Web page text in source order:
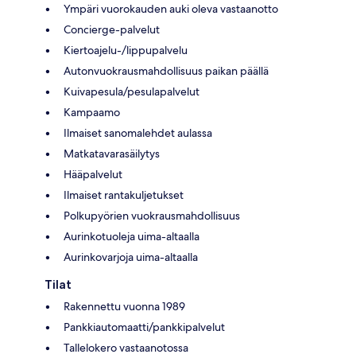
Ympäri vuorokauden auki oleva vastaanotto
Concierge-palvelut
Kiertoajelu-/lippupalvelu
Autonvuokrausmahdollisuus paikan päällä
Kuivapesula/pesulapalvelut
Kampaamo
Ilmaiset sanomalehdet aulassa
Matkatavarasäilytys
Hääpalvelut
Ilmaiset rantakuljetukset
Polkupyörien vuokrausmahdollisuus
Aurinkotuoleja uima-altaalla
Aurinkovarjoja uima-altaalla
Tilat
Rakennettu vuonna 1989
Pankkiautomaatti/pankkipalvelut
Tallelokero vastaanotossa